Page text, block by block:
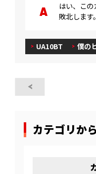
はい、こ
敗北します。
UA10BT 僕の
カテゴリか